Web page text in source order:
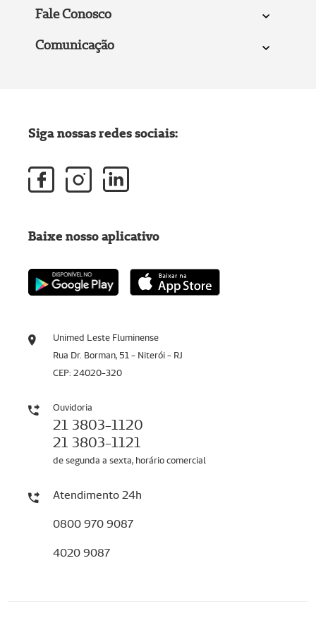
Fale Conosco
Comunicação
Unimed Leste Fluminense
Rua Dr. Borman, 51 - Niterói - RJ
CEP: 24020-320
Ouvidoria
21 3803-1120
21 3803-1121
de segunda a sexta, horário comercial
Atendimento 24h
0800 970 9087
4020 9087
Siga nossas redes sociais:
Baixe nosso aplicativo